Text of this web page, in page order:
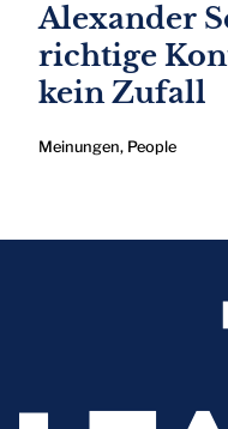
Alexander
richtige
kein Zufall
Meinungen, People